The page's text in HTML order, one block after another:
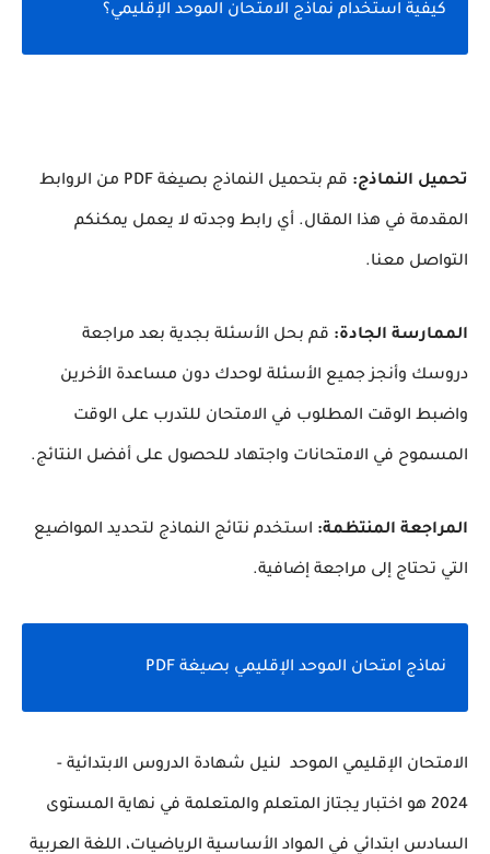
كيفية استخدام نماذج الامتحان الموحد الإقليمي؟
تحميل النماذج: قم بتحميل النماذج بصيغة PDF من الروابط
المقدمة في هذا المقال. أي رابط وجدته لا يعمل يمكنكم
التواصل معنا.
الممارسة الجادة: قم بحل الأسئلة بجدية بعد مراجعة
دروسك وأنجز جميع الأسئلة لوحدك دون مساعدة الأخرين
واضبط الوقت المطلوب في الامتحان للتدرب على الوقت
المسموح في الامتحانات واجتهاد للحصول على أفضل النتائج.
المراجعة المنتظمة: استخدم نتائج النماذج لتحديد المواضيع
التي تحتاج إلى مراجعة إضافية.
نماذج امتحان الموحد الإقليمي بصيغة PDF
الامتحان الإقليمي الموحد لنيل شهادة الدروس الابتدائية -
2024 هو اختبار يجتاز المتعلم والمتعلمة في نهاية المستوى
السادس ابتدائي في المواد الأساسية الرياضيات، اللغة العربية